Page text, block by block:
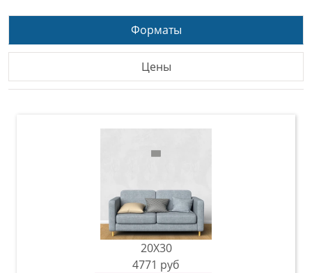
Форматы
Цены
20X30
4771 руб